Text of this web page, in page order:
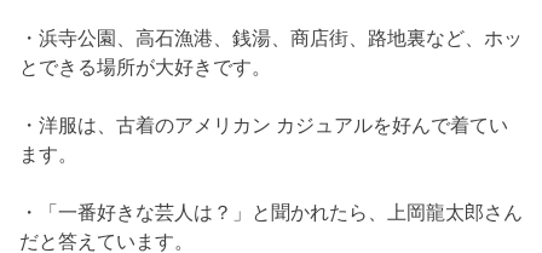
・浜寺公園、高石漁港、銭湯、商店街、路地裏など、ホッ
とできる場所が大好きです。
・洋服は、古着のアメリカン カジュアルを好んで着てい
ます。
・「一番好きな芸人は？」と聞かれたら、上岡龍太郎さん
だと答えています。